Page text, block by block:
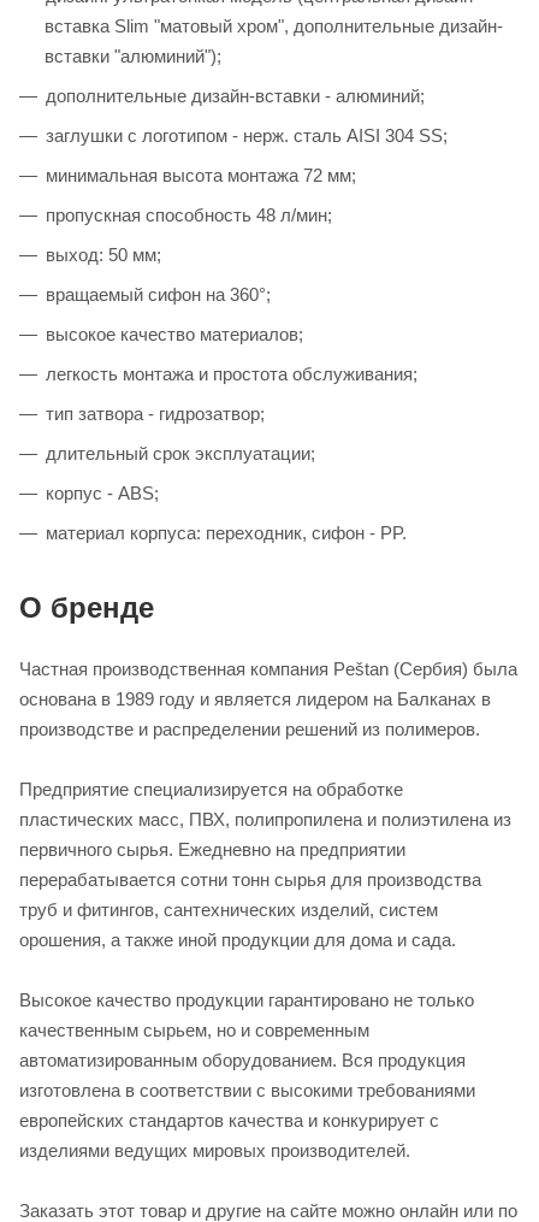
вставка Slim "матовый хром", дополнительные дизайн-
вставки "алюминий");
дополнительные дизайн-вставки - алюминий;
заглушки с логотипом - нерж. сталь AISI 304 SS;
минимальная высота монтажа 72 мм;
пропускная способность 48 л/мин;
выход: 50 мм;
вращаемый сифон на 360°;
высокое качество материалов;
легкость монтажа и простота обслуживания;
тип затвора - гидрозатвор;
длительный срок эксплуатации;
корпус - ABS;
материал корпуса: переходник, сифон - PP.
О бренде
Частная производственная компания Peštan (Сербия) была
основана в 1989 году и является лидером на Балканах в
производстве и распределении решений из полимеров.
Предприятие специализируется на обработке
пластических масс, ПВХ, полипропилена и полиэтилена из
первичного сырья. Ежедневно на предприятии
перерабатывается сотни тонн сырья для производства
труб и фитингов, сантехнических изделий, систем
орошения, а также иной продукции для дома и сада.
Высокое качество продукции гарантировано не только
качественным сырьем, но и современным
автоматизированным оборудованием. Вся продукция
изготовлена в соответствии с высокими требованиями
европейских стандартов качества и конкурирует с
изделиями ведущих мировых производителей.
Заказать этот товар и другие на сайте можно онлайн или по